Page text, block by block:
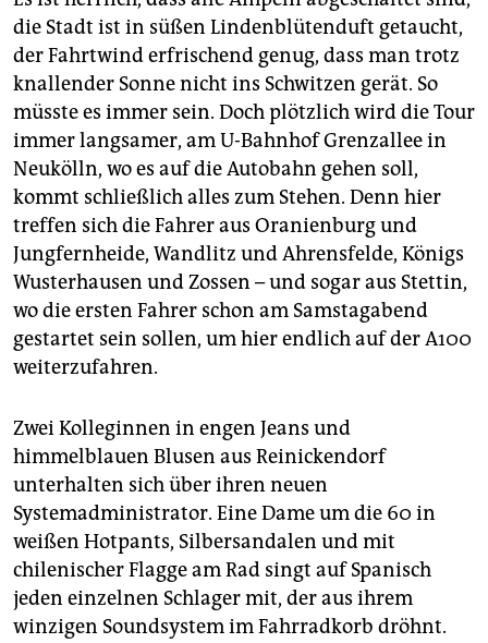
die Stadt ist in süßen Lindenblütenduft getaucht,
der Fahrtwind erfrischend genug, dass man trotz
knallender Sonne nicht ins Schwitzen gerät. So
müsste es immer sein. Doch plötzlich wird die Tour
immer langsamer, am U-Bahnhof Grenzallee in
Neukölln, wo es auf die Autobahn gehen soll,
kommt schließlich alles zum Stehen. Denn hier
treffen sich die Fahrer aus Oranienburg und
Jungfernheide, Wandlitz und Ahrensfelde, Königs
Wusterhausen und Zossen – und sogar aus Stettin,
wo die ersten Fahrer schon am Samstagabend
gestartet sein sollen, um hier endlich auf der A100
weiterzufahren.
Zwei Kolleginnen in engen Jeans und
himmelblauen Blusen aus Reinickendorf
unterhalten sich über ihren neuen
Systemadministrator. Eine Dame um die 60 in
weißen Hotpants, Silbersandalen und mit
chilenischer Flagge am Rad singt auf Spanisch
jeden einzelnen Schlager mit, der aus ihrem
winzigen Soundsystem im Fahrradkorb dröhnt.